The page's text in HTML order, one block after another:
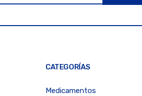
CATEGORÍAS
Medicamentos